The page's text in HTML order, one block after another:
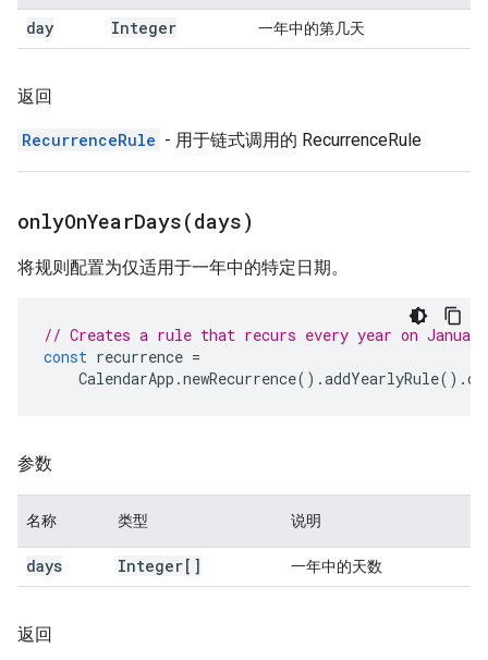
day Integer 一年中的第几天
返回
RecurrenceRule - 用于链式调用的 RecurrenceRule
onlyOnYearDays(days)
将规则配置为仅适用于一年中的特定日期。
// Creates a rule that recurs every year on
const recurrence =
CalendarApp .newRecurrence().addYearlyRule().
参数
名称 类型 说明
days Integer[] 一年中的天数
返回